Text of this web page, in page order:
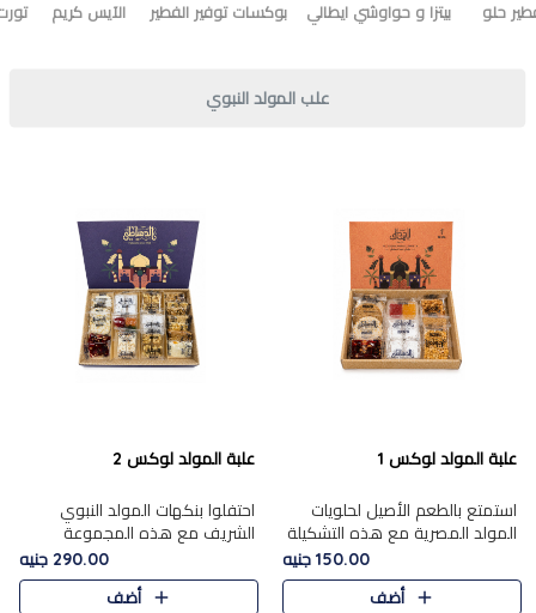
حلو بيتزا و حواوشي ايطالي بوكسات توفير الفطير الآيس كريم
علب المولد النبوي
علبة المولد لوكس 1
استمتع بالطعم الأصيل لحلويات
المولد المصرية مع هذه التشكيلة
المختارة بعناية من 9 قطع. تتضمن
التشكيلة جوزرية مع فول،ملبان
150.00 جنيه
أضف
علبة المولد لوكس 2
احتفلوا بنكهات المولد النبوي
الشريف مع هذه المجموعة
الفاخرة المكونة من 19 قطعة،
والتي تم اختيارها بعناية فائقة لتُبرز
تشكيلة واسعة من الحلويات
290.00 جنيه
أضف